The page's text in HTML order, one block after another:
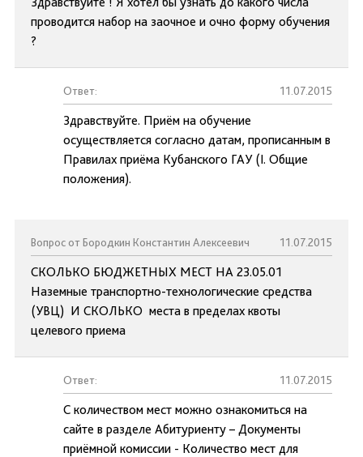
проводится набор на заочное и очно форму обучения
?
Ответ: 11.07.2015
Здравствуйте. Приём на обучение
осуществляется согласно датам, прописанным в
Правилах приёма Кубанского ГАУ (I. Общие
положения).
Вопрос от Бородкин Константин Алексеевич 11.07.2015
СКОЛЬКО БЮДЖЕТНЫХ МЕСТ НА 23.05.01
Наземные транспортно-технологические средства
(УВЦ) И СКОЛЬКО места в пределах квоты
целевого приема
Ответ: 11.07.2015
С количеством мест можно ознакомиться на
сайте в разделе Абитуриенту – Документы
приёмной комиссии - Количество мест для